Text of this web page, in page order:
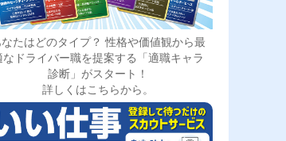
たはどのタイプ？ 性格や価値観から最
なドライバー職を提案する「適職キャラ
診断」がスタート！
詳しくはこちらから。